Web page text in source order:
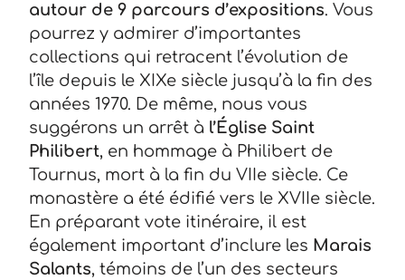
autour de 9 parcours d’expositions. Vous
pourrez y admirer d’importantes
collections qui retracent l’évolution de
l’île depuis le XIXe siècle jusqu’à la fin des
années 1970. De même, nous vous
suggérons un arrêt à l’Église Saint
Philibert, en hommage à Philibert de
Tournus, mort à la fin du VIIe siècle. Ce
monastère a été édifié vers le XVIIe siècle.
En préparant vote itinéraire, il est
également important d’inclure les Marais
Salants, témoins de l’un des secteurs